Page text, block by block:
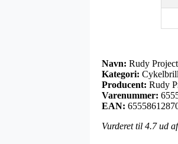
Navn: Rudy
Kategori:
Producent: Rudy
Varenummer:
EAN:
Vurderet til 4.7ud af